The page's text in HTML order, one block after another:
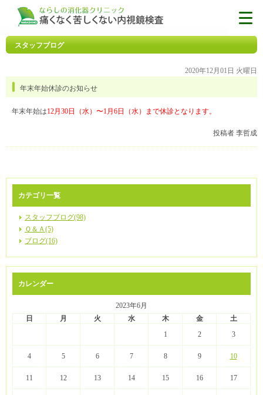
スタッフブログ
2020年12月01日 火曜日
年末年始休診のお知らせ
年末年始は12月30日（水）〜1月6日（水）まで休診となります。
投稿者 李哲成
カテゴリ一覧
スタッフブログ(98)
Ｑ＆Ａ(5)
ブログ(16)
カレンダー
2023年6月
日
月 火 水 木 金
土
1
2 3
4 5 6 7 8 9 10
11 12 13 14 15 16 17